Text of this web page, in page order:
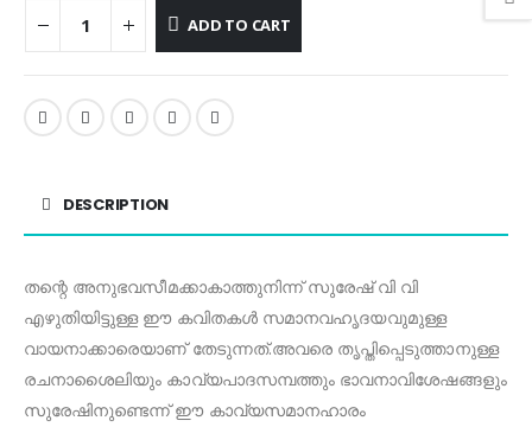
ADD TO CART
DESCRIPTION
തന്റെ അനുഭവസീമക്കാകാത്തുനിന്ന് സുരേഷ് വി വി
എഴുതിയിട്ടുള്ള ഈ കവിതകൾ സമാനവഹൃദയവുമുള്ള
വായനാക്കാരെയാണ് തേടുന്നത്.അവരെ തൃപ്തിപ്പെടുത്താനുള്ള
രചനാശൈലിയും കാവ്യപാദസമ്പത്തും ഭാവനാവിശേഷങ്ങളും
സുരേഷിനുണ്ടെന്ന് ഈ കാവ്യസമാനഹാരം